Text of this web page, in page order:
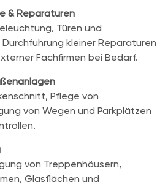
& Reparaturen
Türen und
kleiner Reparaturen
Fachfirmen bei Bedarf.
Pflege von
von Wegen und Parkplätzen
von Treppenhäusern,
Glasflächen und